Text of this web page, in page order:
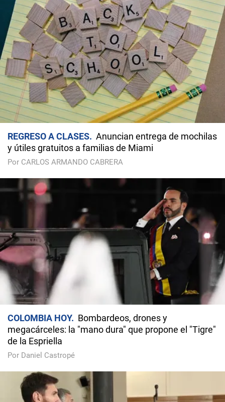
REGRESO A CLASES
Anuncian entrega de mochilas
y útiles gratuitos a familias de Miami
Por CARLOS ARMANDO CABRERA
COLOMBIA HOY
Bombardeos, drones y
megacárceles: la "mano dura" que propone el "Tigre"
de la Espriella
Por Daniel Castropé